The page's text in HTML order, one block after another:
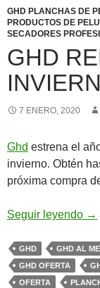
GHD PLANCHAS DE
PRODUCTOS DE
SECADORES
GHD
7 ENERO, 2020
Ghd estrena el
invierno. Obtén
próxima compra
Seguir leyendo →
GHD GHD AL
GHD OFERTA
OFERTA